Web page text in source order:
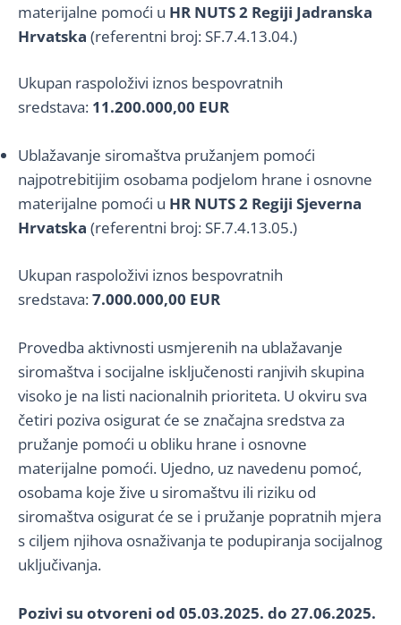
materijalne pomoći u HR NUTS 2 Regiji Jadranska
Hrvatska (referentni broj: SF.7.4.13.04.)
Ukupan raspoloživi iznos bespovratnih
sredstava: 11.200.000,00 EUR
Ublažavanje siromaštva pružanjem pomoći
najpotrebitijim osobama podjelom hrane i osnovne
materijalne pomoći u HR NUTS 2 Regiji Sjeverna
Hrvatska (referentni broj: SF.7.4.13.05.)
Ukupan raspoloživi iznos bespovratnih
sredstava:7.000.000,00 EUR
Provedba aktivnosti usmjerenih na ublažavanje
siromaštva i socijalne isključenosti ranjivih skupina
visoko je na listi nacionalnih prioriteta. U okviru sva
četiri poziva osigurat će se značajna sredstva za
pružanje pomoći u obliku hrane i osnovne
materijalne pomoći. Ujedno, uz navedenu pomoć,
osobama koje žive u siromaštvu ili riziku od
siromaštva osigurat će se i pružanje popratnih mjera
s ciljem njihova osnaživanja te podupiranja socijalnog
uključivanja.
Pozivi su otvoreni od 05.03.2025. do 27.06.2025.